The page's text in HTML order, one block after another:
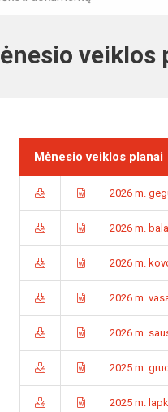
veiklos
Mėnesio veiklos planai
2026 m.
2026 m.
2026 m.
2026 m.
2026 m.
2025 m.
2025 m.